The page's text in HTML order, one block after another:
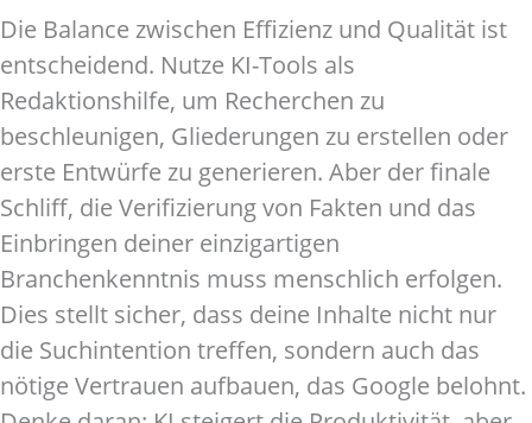
Die Balance zwischen Effizienz und Qualität ist
entscheidend. Nutze KI-Tools als
Redaktionshilfe, um Recherchen zu
beschleunigen, Gliederungen zu erstellen oder
erste Entwürfe zu generieren. Aber der finale
Schliff, die Verifizierung von Fakten und das
Einbringen deiner einzigartigen
Branchenkenntnis muss menschlich erfolgen.
Dies stellt sicher, dass deine Inhalte nicht nur
die Suchintention treffen, sondern auch das
nötige Vertrauen aufbauen, das Google belohnt.